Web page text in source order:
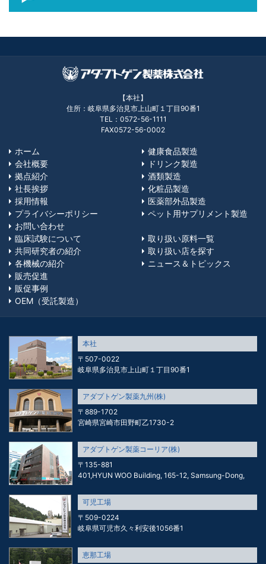
【本社】
住所：岐阜県多治見市上山町１丁目90番1
TEL：0572-56-1111
FAX0572-56-0002
ホーム
会社概要
拠点紹介
社長挨拶
採用情報
プライバシーポリシー
お問い合わせ
健康食品製造
ドリンク製造
酒類製造
化粧品製造
医薬部外品製造
ペット用サプリメント製造
臨床試験について
共同研究者の紹介
各機械の紹介
販売促進
販促事例
OEM（受託製造）
取り扱い原料一覧
取り扱い店を探す
ニュース＆トピックス
本社
〒507-0022
岐阜県多治見市上山町１丁目90番1
アダプトゲン製薬九州(株)
〒889-1702
宮崎県宮崎市田野町乙1730-2
アダプトゲン製薬コーリア(株)
〒135-881
401,HYUN WOO Building, 165-12, Samsung-Dong,
可児工場
〒509-0224
岐阜県可児市久々利安後1056番1
恵那工場